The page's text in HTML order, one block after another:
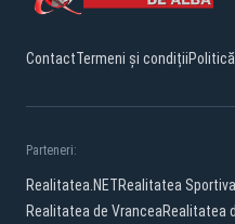
ContactTermeni și condiții
Parteneri:
Realitatea.NETRealitatea Sportiva
Realitatea de VranceaRealitatea